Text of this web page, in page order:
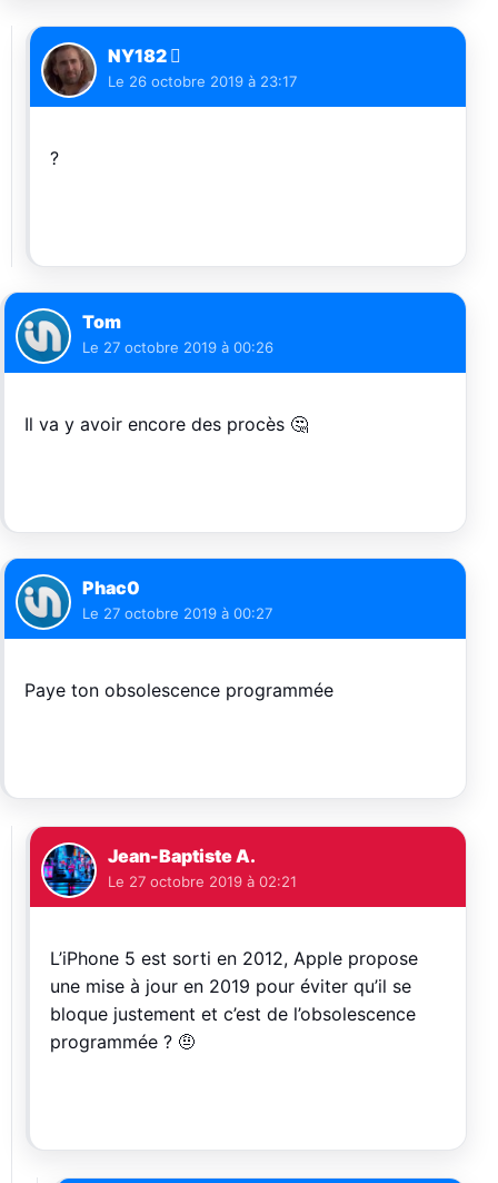
NY182 
Le 26 octobre 2019 à 23:17
?
Tom
Le 27 octobre 2019 à 00:26
Il va y avoir encore des procès 🤔
Phac0
Le 27 octobre 2019 à 00:27
Paye ton obsolescence programmée
Jean-Baptiste A.
Le 27 octobre 2019 à 02:21
L’iPhone 5 est sorti en 2012, Apple propose
une mise à jour en 2019 pour éviter qu’il se
bloque justement et c’est de l’obsolescence
programmée ? 🤨